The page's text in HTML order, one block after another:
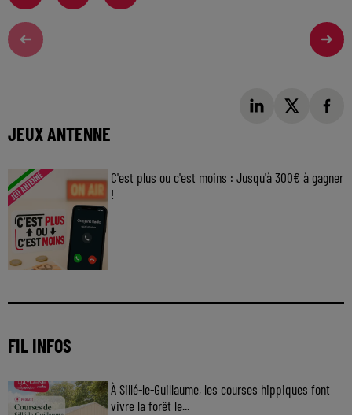
JEUX ANTENNE
C'est plus ou c'est moins : Jusqu'à 300€ à gagner
!
FIL INFOS
À Sillé-le-Guillaume, les courses hippiques font
vivre la forêt le...